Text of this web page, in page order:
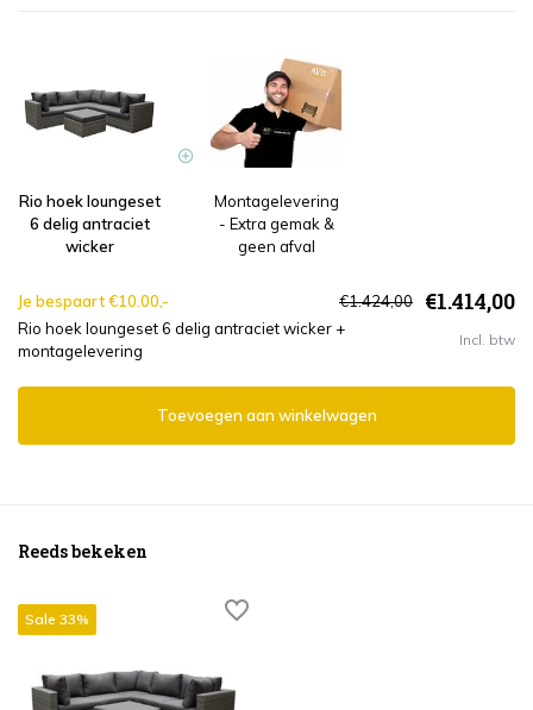
Rio hoek loungeset
6 delig antraciet
wicker
Montagelevering
- Extra gemak &
geen afval
Je bespaart €10.00,- €1.424,00 €1.414,00
Rio hoek loungeset 6 delig antraciet wicker +
montagelevering
Incl. btw
Toevoegen aan winkelwagen
Reeds bekeken
Sale 33%